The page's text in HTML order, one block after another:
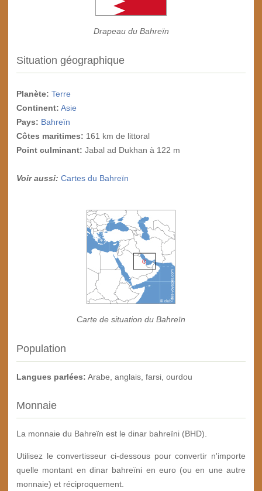
Drapeau du Bahreïn
Situation géographique
Planète: Terre
Continent: Asie
Pays: Bahreïn
Côtes maritimes: 161 km de littoral
Point culminant: Jabal ad Dukhan à 122 m
Voir aussi: Cartes du Bahreïn
Carte de situation du Bahreïn
Population
Langues parlées: Arabe, anglais, farsi, ourdou
Monnaie
La monnaie du Bahreïn est le dinar bahreïni (BHD).
Utilisez le convertisseur ci-dessous pour convertir n'importe
quelle montant en dinar bahreïni en euro (ou en une autre
monnaie) et réciproquement.